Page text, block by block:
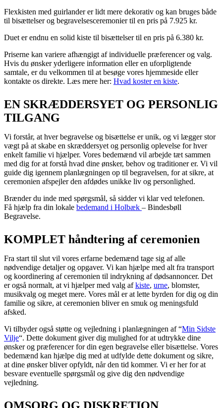
Flexkisten med guirlander er lidt mere dekorativ og kan bruges både
til bisættelser og begravelsesceremonier til en pris på 7.925 kr.
Duet er endnu en solid kiste til bisættelser til en pris på 6.380 kr.
Priserne kan variere afhængigt af individuelle præferencer og valg.
Hvis du ønsker yderligere information eller en uforpligtende
samtale, er du velkommen til at besøge vores hjemmeside eller
kontakte os direkte. Læs mere her: Hvad koster en kiste.
EN SKRÆDDERSYET OG PERSONLIG
TILGANG
Vi forstår, at hver begravelse og bisættelse er unik, og vi lægger stor
vægt på at skabe en skræddersyet og personlig oplevelse for hver
enkelt familie vi hjælper. Vores bedemænd vil arbejde tæt sammen
med dig for at forstå hvad dine ønsker, behov og traditioner er. Vi vil
guide dig igennem planlægningen op til begravelsen, for at sikre, at
ceremonien afspejler den afdødes unikke liv og personlighed.
Brænder du inde med spørgsmål, så sidder vi klar ved telefonen.
Få hjælp fra din lokale bedemand i Holbæk – Bindesbøll
Begravelse.
KOMPLET håndtering af ceremonien
Fra start til slut vil vores erfarne bedemænd tage sig af alle
nødvendige detaljer og opgaver. Vi kan hjælpe med alt fra transport
og koordinering af ceremonien til indrykning af dødsannoncer. Det
er også normalt, at vi hjælper med valg afkiste, urne, blomster,
musikvalg og meget mere. Vores mål er at lette byrden for dig og din
familie og sikre, at ceremonien bliver en smuk og meningsfuld
afsked.
Vi tilbyder også støtte og vejledning i planlægningen af “Min Sidste
Vilje“. Dette dokument giver dig mulighed for at udtrykke dine
ønsker og præferencer for din egen begravelse eller bisættelse. Vores
bedemænd kan hjælpe dig med at udfylde dette dokument og sikre,
at dine ønsker bliver opfyldt, når den tid kommer. Vi er her for at
besvare eventuelle spørgsmål og give dig den nødvendige
vejledning.